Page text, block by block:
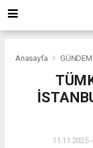
Anasayfa GÜNDEM
11.11.2025